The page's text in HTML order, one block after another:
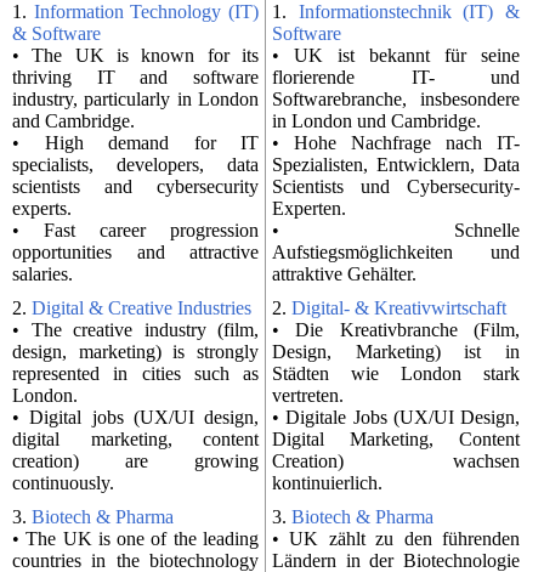
1. Information Technology (IT)
& Software
• The UK is known for its
thriving IT and software
industry, particularly in London
and Cambridge.
• High demand for IT
specialists, developers, data
scientists and cybersecurity
experts.
• Fast career progression
opportunities and attractive
salaries.
1. Informationstechnik (IT) &
Software
• UK ist bekannt für seine
florierende IT- und
Softwarebranche, insbesondere
in London und Cambridge.
• Hohe Nachfrage nach IT-
Spezialisten, Entwicklern, Data
Scientists und Cybersecurity-
Experten.
• Schnelle
Aufstiegsmöglichkeiten und
attraktive Gehälter.
2. Digital & Creative Industries
• The creative industry (film,
design, marketing) is strongly
represented in cities such as
London.
• Digital jobs (UX/UI design,
digital marketing, content
creation) are growing
continuously.
2. Digital- & Kreativwirtschaft
• Die Kreativbranche (Film,
Design, Marketing) ist in
Städten wie London stark
vertreten.
• Digitale Jobs (UX/UI Design,
Digital Marketing, Content
Creation) wachsen
kontinuierlich.
3. Biotech & Pharma
• The UK is one of the leading
countries in the biotechnology
3. Biotech & Pharma
• UK zählt zu den führenden
Ländern in der Biotechnologie